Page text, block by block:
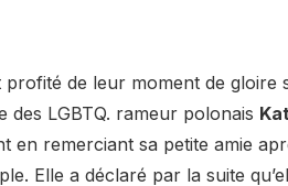
profité de leur moment de
des LGBTQ. rameur polonais
en remerciant sa petite amie
Elle a déclaré par la suite